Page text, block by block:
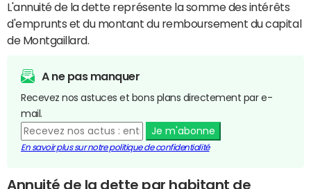
L'annuité de la dette représente la somme des intérêts
d'emprunts et du montant du remboursement du capital
de Montgaillard.
A ne pas manquer
Recevez nos astuces et bons plans directement par e-
mail.
Je m'abonne
En savoir plus sur notre politique de confidentialité
Annuité de la dette par habitant de